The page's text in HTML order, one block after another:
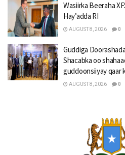
Wasiirka Beeraha
Hay’adda RI
AUGUST 8, 2026 0
Guddiga
Shacabka oo
guddoonsiiyay qaar
AUGUST 8, 2026 0